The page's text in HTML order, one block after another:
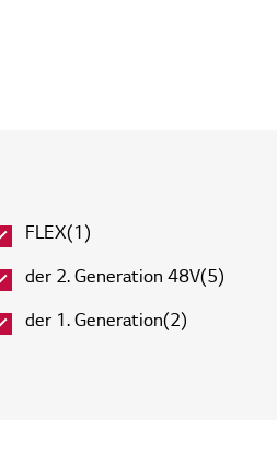
FLEX(1)
der 2. Generation 48V(5)
der 1. Generation(2)